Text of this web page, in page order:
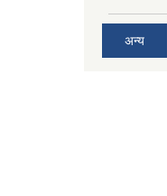
अन्य